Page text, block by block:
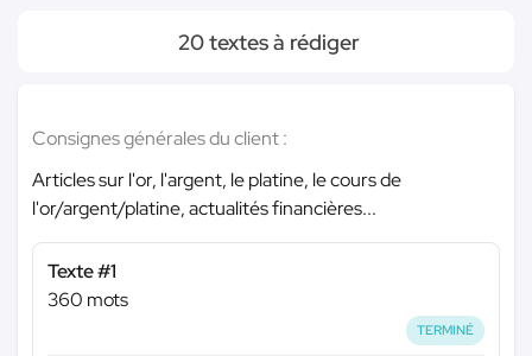
20 textes à rédiger
Consignes générales du client :
Articles sur l'or, l'argent, le platine, le cours de
l'or/argent/platine, actualités financières...
Texte #1
360 mots
TERMINÉ